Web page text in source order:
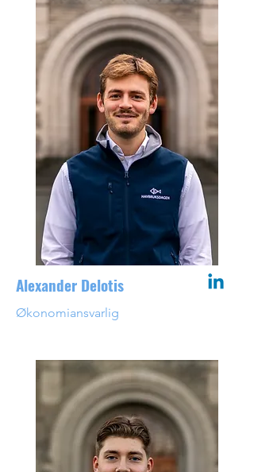
Alexander Delotis
Økonomiansvarlig